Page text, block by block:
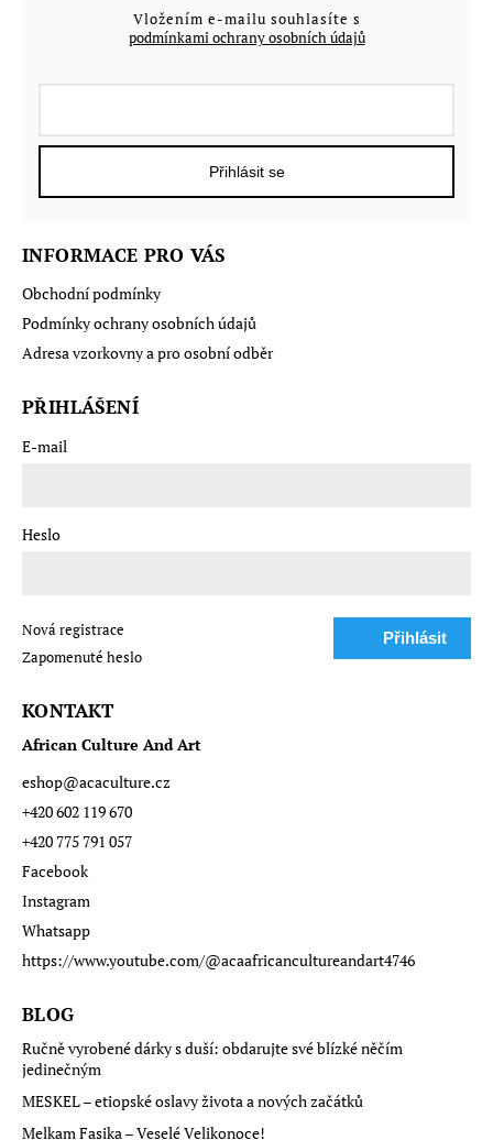
Vložením e-mailu souhlasíte s
podmínkami ochrany osobních údajů
Přihlásit se
INFORMACE PRO VÁS
Obchodní podmínky
Podmínky ochrany osobních údajů
Adresa vzorkovny a pro osobní odběr
PŘIHLÁŠENÍ
E-mail
Heslo
Přihlásit
Nová registrace
Zapomenuté heslo
KONTAKT
African Culture And Art
eshop@acaculture.cz
+420 602 119 670
+420 775 791 057
Facebook
Instagram
Whatsapp
https://www.youtube.com/@acaafricancultureandart4746
BLOG
Ručně vyrobené dárky s duší: obdarujte své blízké něčím
jedinečným
MESKEL – etiopské oslavy života a nových začátků
Melkam Fasika – Veselé Velikonoce!